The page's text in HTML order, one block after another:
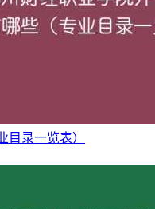
学与技术
目录一览表）